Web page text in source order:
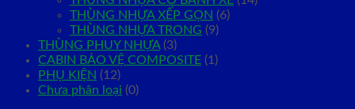
THÙNG NHỰA XẾP GỌN (6)
THÙNG NHỰA TRONG (9)
THÙNG PHUY NHỰA (3)
CABIN BẢO VỆ COMPOSITE (1)
PHỤ KIỆN (12)
Chưa phân loại (0)